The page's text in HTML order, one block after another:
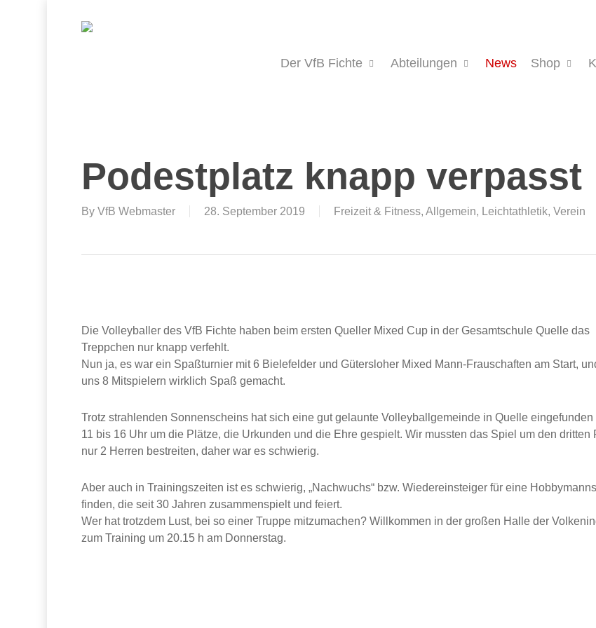
Der VfB Fichte Abteilungen News Shop
Podestplatz knapp verpasst
By VfB Webmaster 28. September 2019 Freizeit & Fitness, Allgemein, Leichtathletik, Verein
Die Volleyballer des VfB Fichte haben beim ersten Queller Mixed Cup in der Gesamtschule Quelle das
Treppchen nur knapp verfehlt.
Nun ja, es war ein Spaßturnier mit 6 Bielefelder und Gütersloher Mixed Mann-Frauschaften am Start,
uns 8 Mitspielern wirklich Spaß gemacht.
Trotz strahlenden Sonnenscheins hat sich eine gut gelaunte Volleyballgemeinde in Quelle eingefunden
11 bis 16 Uhr um die Plätze, die Urkunden und die Ehre gespielt. Wir mussten das Spiel um den dritten
nur 2 Herren bestreiten, daher war es schwierig.
Aber auch in Trainingszeiten ist es schwierig, „Nachwuchs“ bzw. Wiedereinsteiger für eine
finden, die seit 30 Jahren zusammenspielt und feiert.
Wer hat trotzdem Lust, bei so einer Truppe mitzumachen? Willkommen in der großen Halle der
zum Training um 20.15 h am Donnerstag.